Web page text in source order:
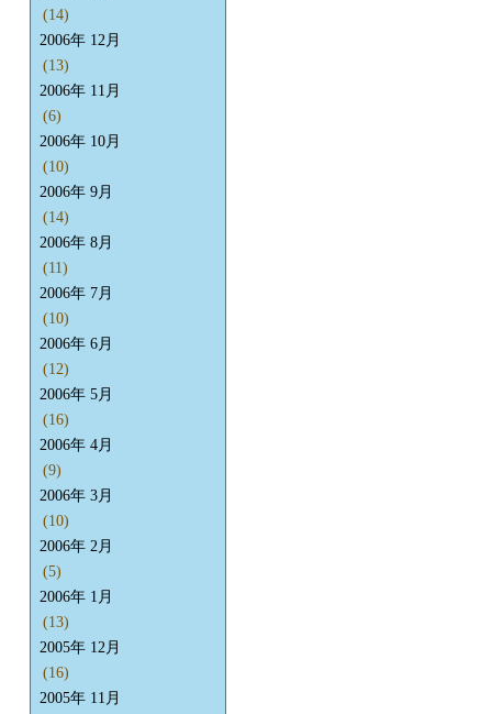
(14)
2006年 12月
(13)
2006年 11月
(6)
2006年 10月
(10)
2006年 9月
(14)
2006年 8月
(11)
2006年 7月
(10)
2006年 6月
(12)
2006年 5月
(16)
2006年 4月
(9)
2006年 3月
(10)
2006年 2月
(5)
2006年 1月
(13)
2005年 12月
(16)
2005年 11月